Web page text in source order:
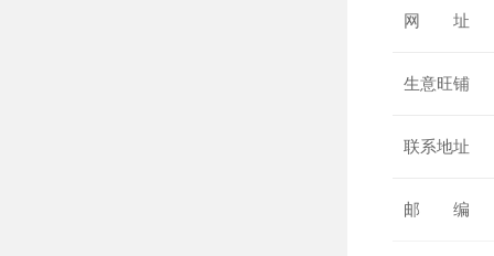
网 址
生意旺铺
联系地址
邮 编